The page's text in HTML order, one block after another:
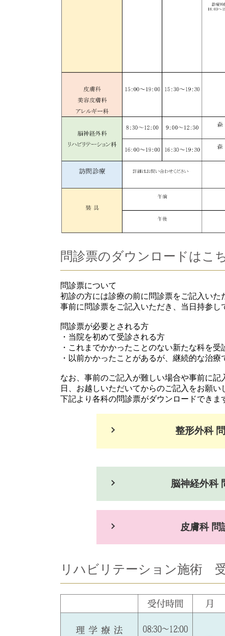
問診票のダウンロードはこ
問診票について
初診の方には診療の前に問診票をご記入いた
事前に問診票をご記入いただき、当日持参し
問診票が必要とされる方
・当院を初めて受診される方
・これまでかかったことのない新たな科を受
・以前かかったことがあるが、継続的な治
なお、事前のご記入が難しい場合や事前に
日、お越しいただいてからのご記入をお願い
下記より各科の問診票がダウンロードできま
整形外科
脳神経外科
皮膚科 問
リハビリテーション施術